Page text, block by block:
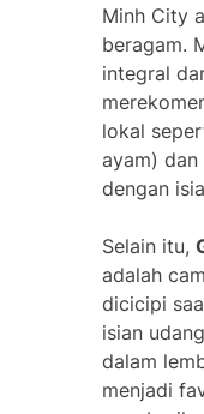
Minh City
beragam.
integral
lokal
ayam) dan
dengan
Selain itu,
adalah
dicicipi
isian
dalam
menjadi